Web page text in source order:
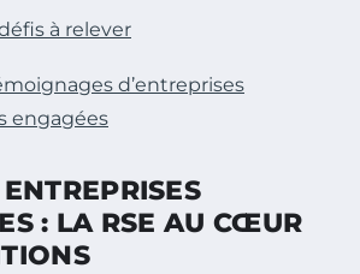
à relever
d’entreprises
engagées
: LA RSE AU CŒUR